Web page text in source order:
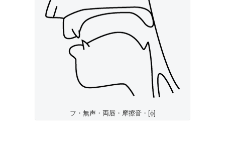
フ・無声・両唇・摩擦音・[ɸ]